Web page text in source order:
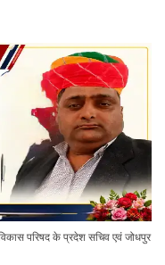
परिषद के प्रदेश सचिव एवं जोधपुर